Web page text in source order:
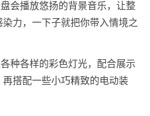
会播放悠扬的背景音乐，让整
力，一下子就把你带入情境之
种各样的彩色灯光，配合展示
搭配一些小巧精致的电动装